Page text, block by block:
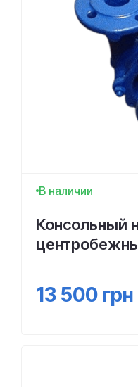
В наличии
Консольный
13 500 грн